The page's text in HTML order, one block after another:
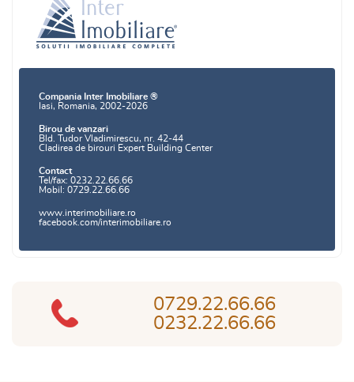
0729.22.66.66
0232.22.66.66
Compania Inter Imobiliare ®
Iasi, Romania, 2002-2026
Birou de vanzari
Bld. Tudor Vladimirescu, nr. 42-44
Cladirea de birouri Expert Building Center
Contact
Tel/fax: 0232.22.66.66
Mobil: 0729.22.66.66
www.interimobiliare.ro
facebook.com/interimobiliare.ro